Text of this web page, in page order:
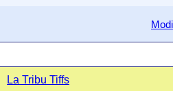
La Tribu Tiffs